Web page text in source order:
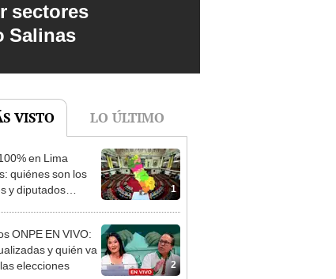
sectores
Salinas
VISTO LO ÚLTIMO
1
en Lima
quiénes son los
y diputados
2
ONPE EN VIVO:
y quién va
elecciones